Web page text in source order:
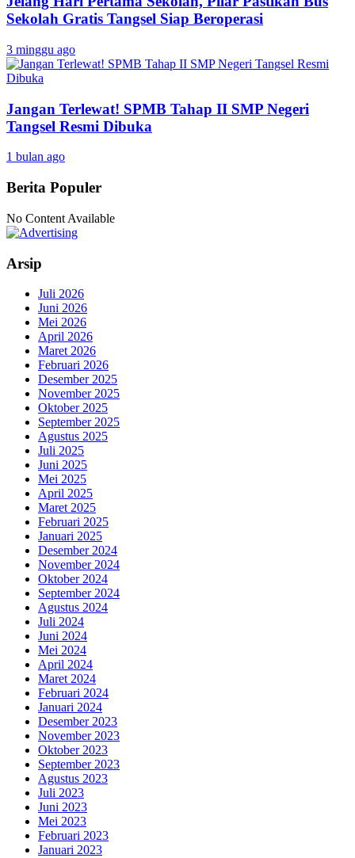
Sekolah Gratis Tangsel Siap Beroperasi
3 minggu ago
Jangan Terlewat! SPMB Tahap II SMP Negeri
Tangsel Resmi Dibuka
1 bulan ago
Berita Populer
No Content Available
Arsip
Juli 2026
Juni 2026
Mei 2026
April 2026
Maret 2026
Februari 2026
Desember 2025
November 2025
Oktober 2025
September 2025
Agustus 2025
Juli 2025
Juni 2025
Mei 2025
April 2025
Maret 2025
Februari 2025
Januari 2025
Desember 2024
November 2024
Oktober 2024
September 2024
Agustus 2024
Juli 2024
Juni 2024
Mei 2024
April 2024
Maret 2024
Februari 2024
Januari 2024
Desember 2023
November 2023
Oktober 2023
September 2023
Agustus 2023
Juli 2023
Juni 2023
Mei 2023
Februari 2023
Januari 2023